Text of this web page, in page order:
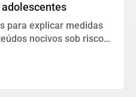
para explicar medidas
nocivos sob risco
Brasil.